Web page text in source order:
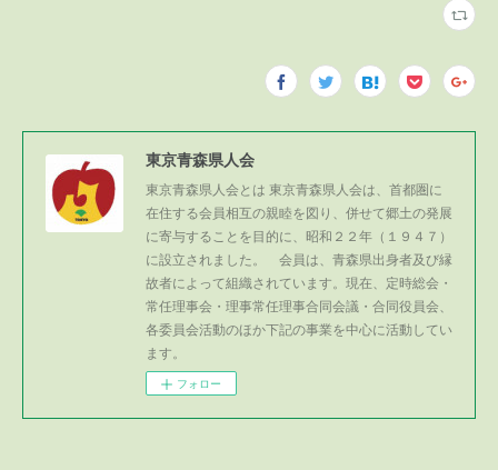
東京青森県人会
東京青森県人会とは 東京青森県人会は、首都圏に
在住する会員相互の親睦を図り、併せて郷土の発展
に寄与することを目的に、昭和２２年（１９４７）
に設立されました。 会員は、青森県出身者及び縁
故者によって組織されています。現在、定時総会・
常任理事会・理事常任理事合同会議・合同役員会、
各委員会活動のほか下記の事業を中心に活動してい
ます。
フォロー